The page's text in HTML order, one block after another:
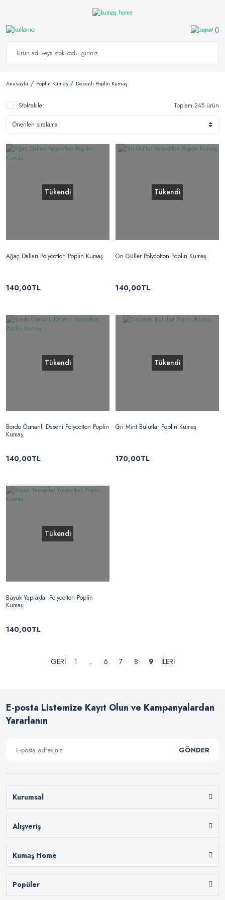
Anasayfa Poplin Kumaş Desenli Poplin Kumaş
Stoktakiler Toplam 245 ürün
Tükendi
Ağaç Dalları Polycotton Poplin Kumaş
140,00TL
Tükendi
Gri Güller Polycotton Poplin Kumaş
140,00TL
Tükendi
Bordo Osmanlı Deseni Polycotton Poplin
Kumaş
140,00TL
Tükendi
Gri Mint Bulutlar Poplin Kumaş
170,00TL
Tükendi
Büyük Yapraklar Polycotton Poplin
Kumaş
140,00TL
1 .. 6 7 8 9
E-posta Listemize Kayıt Olun ve Kampanyalardan
Yararlanın
GÖNDER
Kurumsal
Alışveriş
Kumaş Home
Popüler